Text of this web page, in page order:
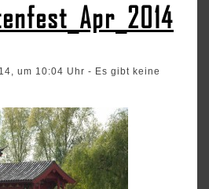
um 10:04 Uhr - Es gibt keine